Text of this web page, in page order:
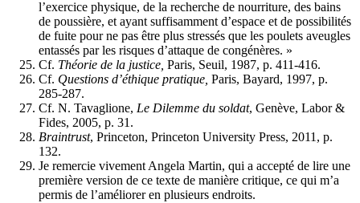
l’exercice physique, de la recherche de nourriture, des bains
de poussière, et ayant suffisamment d’espace et de possibilités
de fuite pour ne pas être plus stressés que les poulets aveugles
entassés par les risques d’attaque de congénères. »
Cf. Théorie de la justice, Paris, Seuil, 1987, p. 411-416.
Cf. Questions d’éthique pratique, Paris, Bayard, 1997, p.
285-287.
Cf. N. Tavaglione, Le Dilemme du soldat, Genève, Labor &
Fides, 2005, p. 31.
Braintrust, Princeton, Princeton University Press, 2011, p.
132.
Je remercie vivement Angela Martin, qui a accepté de lire une
première version de ce texte de manière critique, ce qui m’a
permis de l’améliorer en plusieurs endroits.